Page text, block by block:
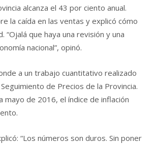
alcanza el 43 por ciento anual.
la caída en las ventas y explicó cómo
“Ojalá que haya una revisión y una
nacional”, opinó.
a un trabajo cuantitativo realizado
de Precios de la Provincia.
mayo de 2016, el índice de inflación
“Los números son duros. Sin poner